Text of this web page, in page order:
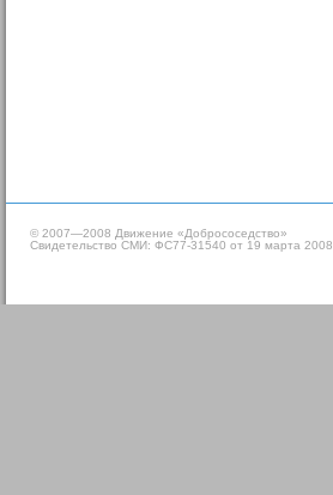
© 2007—2008 Движение «Добрососедство»
Свидетельство СМИ: ФС77-31540 от 19 марта 2008